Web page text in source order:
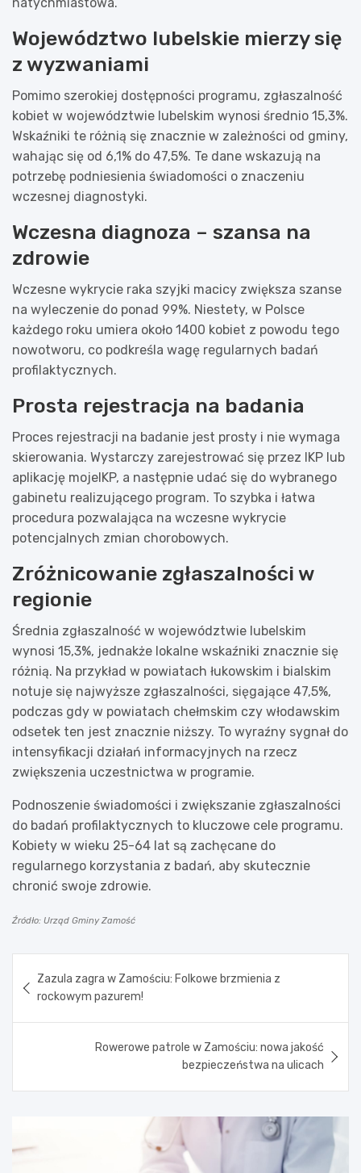
Województwo lubelskie mierzy się
z wyzwaniami
Pomimo szerokiej dostępności programu, zgłaszalność
kobiet w województwie lubelskim wynosi średnio 15,3%.
Wskaźniki te różnią się znacznie w zależności od gminy,
wahając się od 6,1% do 47,5%. Te dane wskazują na
potrzebę podniesienia świadomości o znaczeniu
wczesnej diagnostyki.
Wczesna diagnoza – szansa na
zdrowie
Wczesne wykrycie raka szyjki macicy zwiększa szanse
na wyleczenie do ponad 99%. Niestety, w Polsce
każdego roku umiera około 1400 kobiet z powodu tego
nowotworu, co podkreśla wagę regularnych badań
profilaktycznych.
Prosta rejestracja na badania
Proces rejestracji na badanie jest prosty i nie wymaga
skierowania. Wystarczy zarejestrować się przez IKP lub
aplikację mojeIKP, a następnie udać się do wybranego
gabinetu realizującego program. To szybka i łatwa
procedura pozwalająca na wczesne wykrycie
potencjalnych zmian chorobowych.
Zróżnicowanie zgłaszalności w
regionie
Średnia zgłaszalność w województwie lubelskim
wynosi 15,3%, jednakże lokalne wskaźniki znacznie się
różnią. Na przykład w powiatach łukowskim i bialskim
notuje się najwyższe zgłaszalności, sięgające 47,5%,
podczas gdy w powiatach chełmskim czy włodawskim
odsetek ten jest znacznie niższy. To wyraźny sygnał do
intensyfikacji działań informacyjnych na rzecz
zwiększenia uczestnictwa w programie.
Podnoszenie świadomości i zwiększanie zgłaszalności
do badań profilaktycznych to kluczowe cele programu.
Kobiety w wieku 25-64 lat są zachęcane do
regularnego korzystania z badań, aby skutecznie
chronić swoje zdrowie.
Źródło: Urząd Gminy Zamość
wpisu
Zazula zagra w Zamościu: Folkowe brzmienia z
rockowym pazurem!
Rowerowe patrole w Zamościu: nowa jakość
bezpieczeństwa na ulicach